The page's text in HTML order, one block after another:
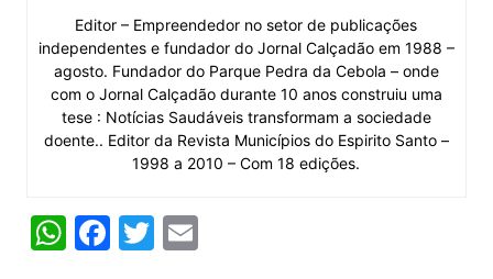
Editor – Empreendedor no setor de publicações
independentes e fundador do Jornal Calçadão em 1988 –
agosto. Fundador do Parque Pedra da Cebola – onde
com o Jornal Calçadão durante 10 anos construiu uma
tese : Notícias Saudáveis transformam a sociedade
doente.. Editor da Revista Municípios do Espirito Santo –
1998 a 2010 – Com 18 edições.
W F T E